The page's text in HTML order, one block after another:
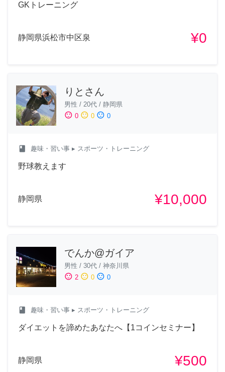
GKトレーニング
静岡県浜松市中区泉 ¥0
りとさん
男性 / 20代 / 静岡県
sentiment_satisfied 0 sentiment_neutral 0 sentiment_dissatisfied 0
class 趣味・習い事 ▸ スポーツ・トレーニング
野球教えます
静岡県 ¥10,000
でんか@ガイア
男性 / 30代 / 神奈川県
sentiment_satisfied 2 sentiment_neutral 0 sentiment_dissatisfied 0
class 趣味・習い事 ▸ スポーツ・トレーニング
ダイエットを諦めたあなたへ【1コインセミナー】
静岡県 ¥500